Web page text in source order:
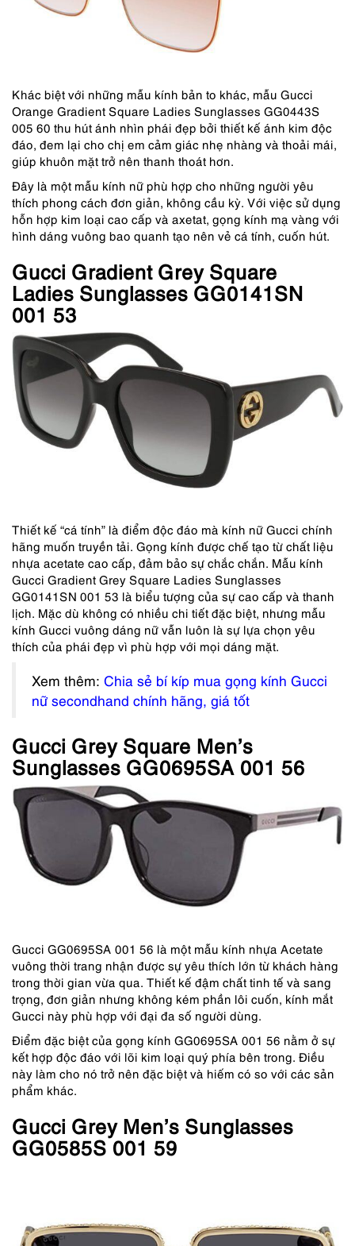
Khác biệt với những mẫu kính bản to khác, mẫu Gucci
Orange Gradient Square Ladies Sunglasses GG0443S
005 60 thu hút ánh nhìn phái đẹp bởi thiết kế ánh kim độc
đáo, đem lại cho chị em cảm giác nhẹ nhàng và thoải mái,
giúp khuôn mặt trở nên thanh thoát hơn.
Đây là một mẫu kính nữ phù hợp cho những người yêu
thích phong cách đơn giản, không cầu kỳ. Với việc sử dụng
hỗn hợp kim loại cao cấp và axetat, gọng kính mạ vàng với
hình dáng vuông bao quanh tạo nên vẻ cá tính, cuốn hút.
Gucci Gradient Grey Square
Ladies Sunglasses GG0141SN
001 53
Thiết kế “cá tính” là điểm độc đáo mà kính nữ Gucci chính
hãng muốn truyền tải. Gọng kính được chế tạo từ chất liệu
nhựa acetate cao cấp, đảm bảo sự chắc chắn. Mẫu kính
Gucci Gradient Grey Square Ladies Sunglasses
GG0141SN 001 53 là biểu tượng của sự cao cấp và thanh
lịch. Mặc dù không có nhiều chi tiết đặc biệt, nhưng mẫu
kính Gucci vuông dáng nữ vẫn luôn là sự lựa chọn yêu
thích của phái đẹp vì phù hợp với mọi dáng mặt.
Xem thêm: Chia sẻ bí kíp mua gọng kính Gucci
nữ secondhand chính hãng, giá tốt
Gucci Grey Square Men’s
Sunglasses GG0695SA 001 56
Gucci GG0695SA 001 56 là một mẫu kính nhựa Acetate
vuông thời trang nhận được sự yêu thích lớn từ khách hàng
trong thời gian vừa qua. Thiết kế đậm chất tinh tế và sang
trọng, đơn giản nhưng không kém phần lôi cuốn, kính mắt
Gucci này phù hợp với đại đa số người dùng.
Điểm đặc biệt của gọng kính GG0695SA 001 56 nằm ở sự
kết hợp độc đáo với lõi kim loại quý phía bên trong. Điều
này làm cho nó trở nên đặc biệt và hiếm có so với các sản
phẩm khác.
Gucci Grey Men’s Sunglasses
GG0585S 001 59